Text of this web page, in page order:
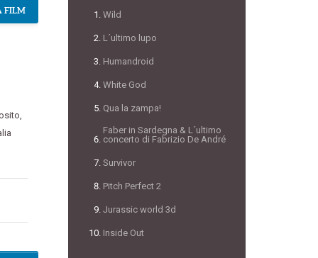
,
FILM Wild
L´ultimo lupo
Humandroid
White God
Qua la zampa!
Faber in Sardegna & L´ultimo
concerto di Fabrizio De André
Survivor
Pitch Perfect 2
Jurassic world 3d
Inside Out